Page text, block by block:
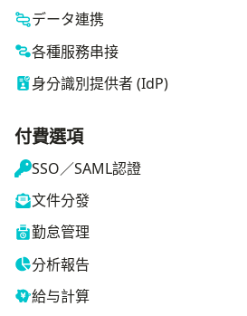
データ連携
各種服務串接
身分識別提供者 (IdP)
付費選項
SSO／SAML認證
文件分發
勤怠管理
分析報告
給与計算